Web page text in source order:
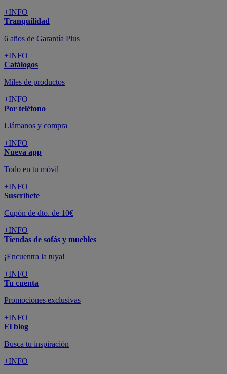
+INFO
Tranquilidad
6 años de Garantía Plus
+INFO
Catálogos
Miles de productos
+INFO
Por teléfono
Llámanos y compra
+INFO
Nueva app
Todo en tu móvil
+INFO
Suscríbete
Cupón de dto. de 10€
+INFO
Tiendas de sofás y muebles
¡Encuentra la tuya!
+INFO
Tu cuenta
Promociones exclusivas
+INFO
El blog
Busca tu inspiración
+INFO